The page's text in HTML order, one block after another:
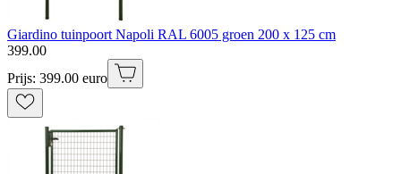
Giardino tuinpoort Napoli RAL 6005 groen 200 x 125 cm
399.00
Prijs: 399.00 euro